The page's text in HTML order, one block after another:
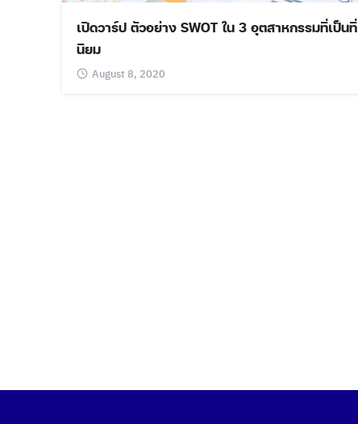
เปิดวาร์ป ตัวอย่าง SWOT ใน 3 อุตสาหกรรมที่เป็นที่
นิยม
August 8, 2020